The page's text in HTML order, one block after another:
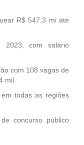
R$ 547,3 mi até
2023, com salário
com 108 vagas de
mil
todas as regiões
concurso público